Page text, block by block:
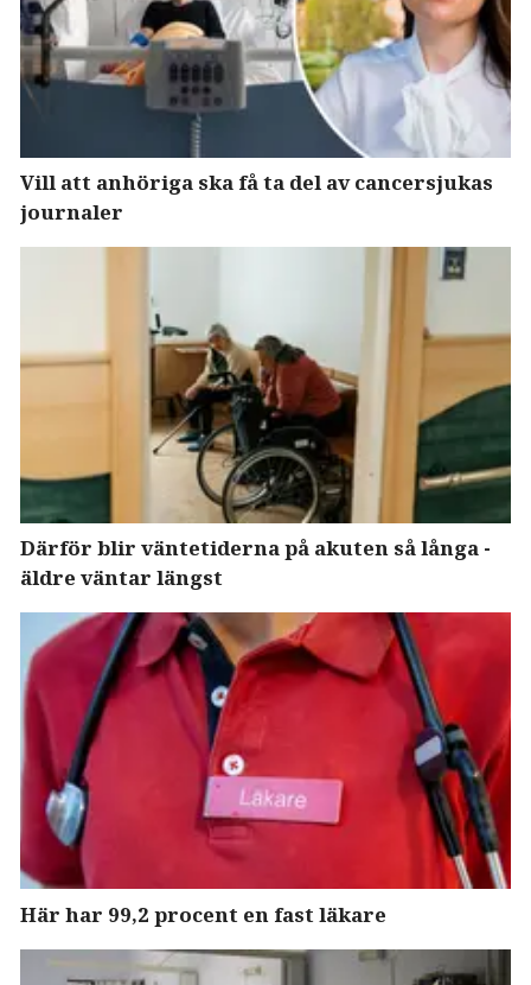
Vill att anhöriga ska få ta del av cancersjukas
journaler
Därför blir väntetiderna på akuten så långa -
äldre väntar längst
Här har 99,2 procent en fast läkare